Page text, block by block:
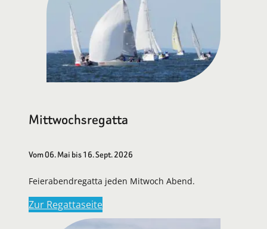
Mittwochsregatta
Vom 06. Mai bis 16. Sept. 2026
Feierabendregatta jeden Mitwoch Abend.
Zur Regattaseite